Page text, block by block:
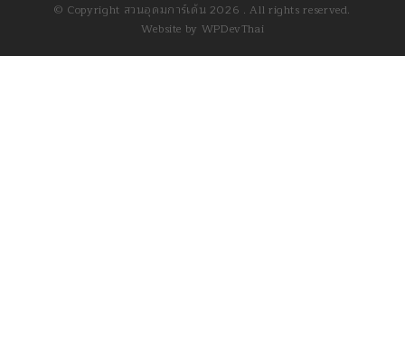
© Copyright สวนอุดมการ์เด้น 2026 . All rights reserved.
Website by WPDevThai